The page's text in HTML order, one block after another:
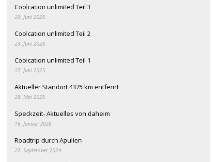
Coolcation unlimited Teil 3
29. Juni 2025
Coolcation unlimited Teil 2
23. Juni 2025
Coolcation unlimited Teil 1
17. Juni 2025
Aktueller Standort 4375 km entfernt
28. Mai 2025
Speckzeit- Aktuelles von daheim
16. Januar 2025
Roadtrip durch Apulien
27. September 2024